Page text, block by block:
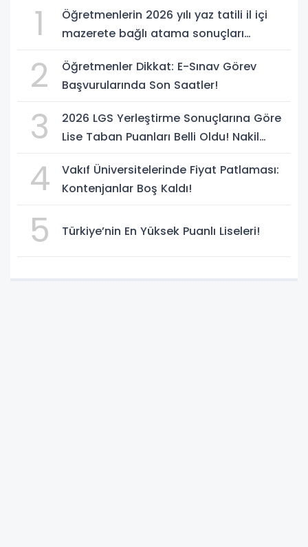
1
Öğretmenlerin 2026 yılı yaz tatili il içi
mazerete bağlı atama sonuçları
2
Öğretmenler Dikkat: E-Sınav Görev
Başvurularında Son Saatler!
3
2026 LGS Yerleştirme Sonuçlarına Göre
Lise Taban Puanları Belli Oldu! Nakil
4
Vakıf Üniversitelerinde Fiyat Patlaması:
Kontenjanlar Boş Kaldı!
5 Türkiye’nin En Yüksek Puanlı Liseleri!